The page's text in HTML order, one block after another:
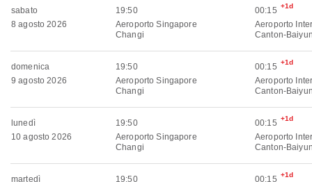
sabato
8 agosto 2026
19:50
Aeroporto Singapore
Changi
00:15 +1d
Aeroporto
Canton-
domenica
9 agosto 2026
19:50
Aeroporto Singapore
Changi
00:15 +1d
Aeroporto
Canton-
lunedì
10 agosto 2026
19:50
Aeroporto Singapore
Changi
00:15 +1d
Aeroporto
Canton-
martedì
19:50
00:15 +1d